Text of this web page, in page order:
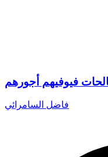
فيوفيهم أجورهم
فاضل السامرائي